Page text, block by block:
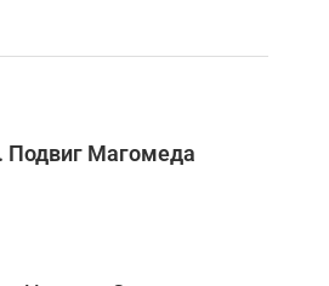
Подвиг Магомеда